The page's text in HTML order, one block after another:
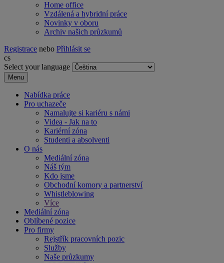
Home office
Vzdálená a hybridní práce
Novinky v oboru
Archiv našich průzkumů
Registrace nebo Přihlásit se
cs
Select your language
Menu
Nabídka práce
Pro uchazeče
Namalujte si kariéru s námi
Videa - Jak na to
Kariérní zóna
Studenti a absolventi
O nás
Mediální zóna
Náš tým
Kdo jsme
Obchodní komory a partnerství
Whistleblowing
Více
Mediální zóna
Oblíbené pozice
Pro firmy
Rejstřík pracovních pozic
Služby
Naše průzkumy